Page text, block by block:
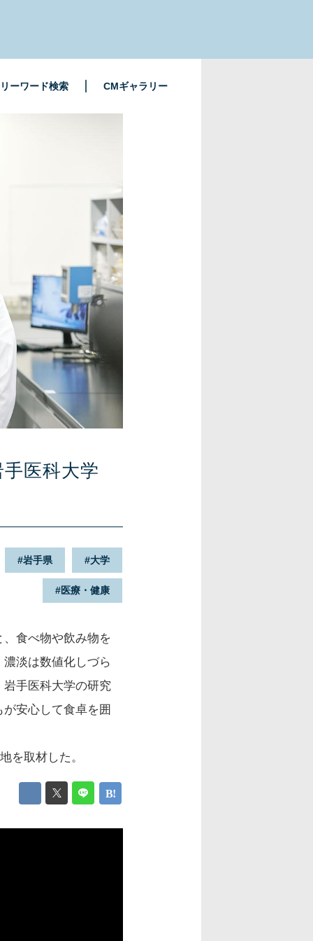
ーワード検索 CMギャラリー
医科大学
岩手県 大学
医療・健康
食べ物や飲み物を
淡は数値化しづら
手医科大学の研究
安心して食卓を囲
を取材した。